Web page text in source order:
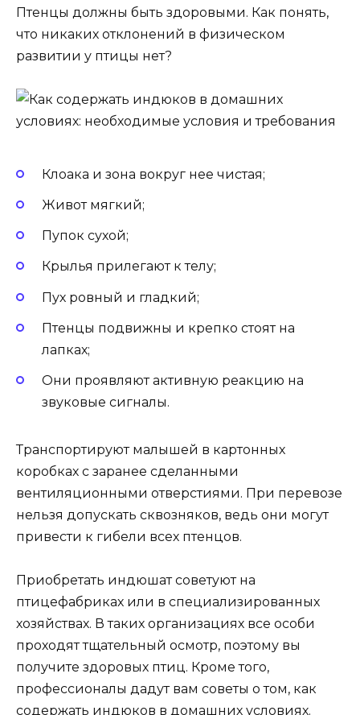
Птенцы должны быть здоровыми. Как понять,
что никаких отклонений в физическом
развитии у птицы нет?
Клоака и зона вокруг нее чистая;
Живот мягкий;
Пупок сухой;
Крылья прилегают к телу;
Пух ровный и гладкий;
Птенцы подвижны и крепко стоят на
лапках;
Они проявляют активную реакцию на
звуковые сигналы.
Транспортируют малышей в картонных
коробках с заранее сделанными
вентиляционными отверстиями. При перевозе
нельзя допускать сквозняков, ведь они могут
привести к гибели всех птенцов.
Приобретать индюшат советуют на
птицефабриках или в специализированных
хозяйствах. В таких организациях все особи
проходят тщательный осмотр, поэтому вы
получите здоровых птиц. Кроме того,
профессионалы дадут вам советы о том, как
содержать индюков в домашних условиях.